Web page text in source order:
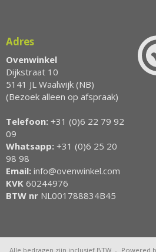
Adres
Ovenwinkel
Dijkstraat 10
5141 JL Waalwijk (NB)
(Bezoek alleen op afspraak)
Telefoon: +31 (0)6 22 79 92
09
Whatsapp: +31 (0)6 25 20
98 98
Email: info@ovenwinkel.com
KVK 60244976
BTW nr NL001788834B45
Alle bedragen zijn inclusief BTW - Powered